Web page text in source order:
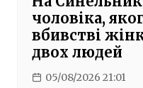
чоловіка,
вбивстві
двох людей
05/08/2026 21:01